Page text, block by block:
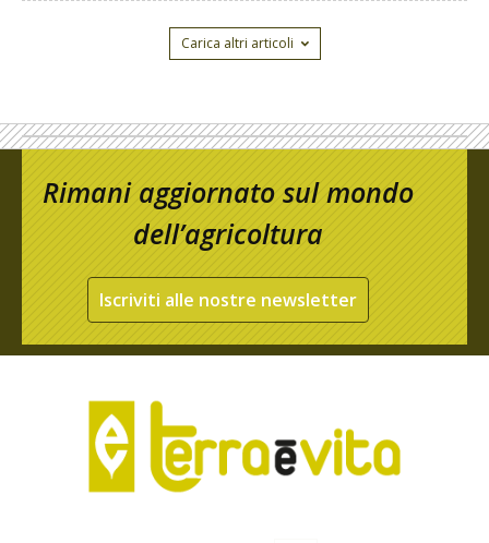
Carica altri articoli
Rimani aggiornato sul mondo
dell’agricoltura
Iscriviti alle nostre newsletter